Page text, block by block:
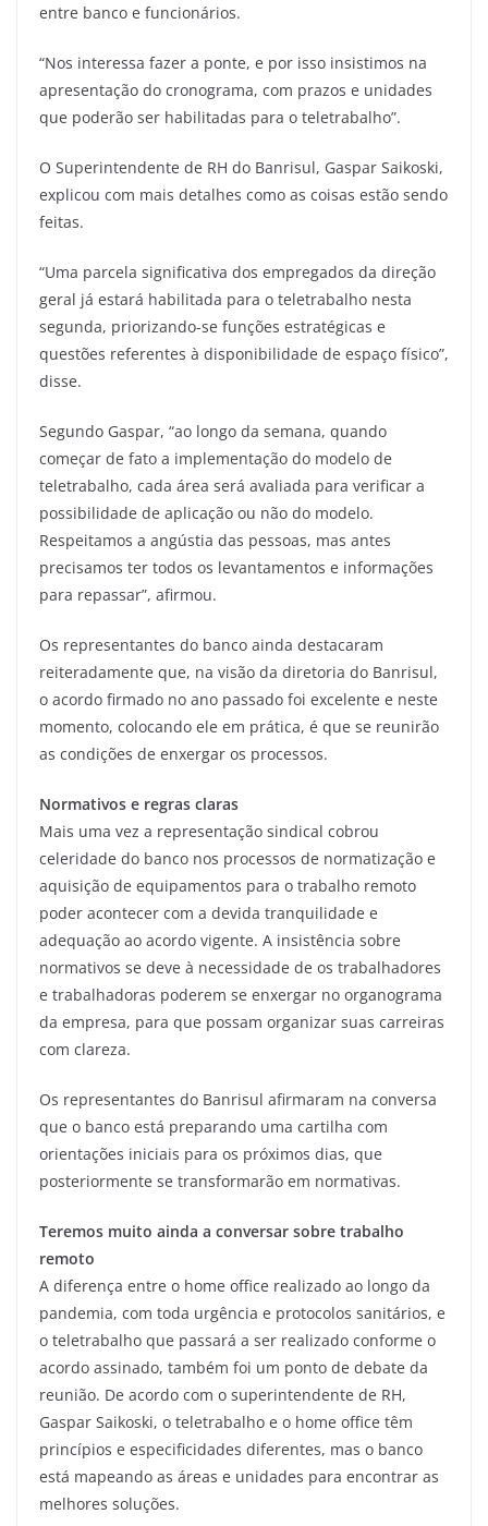
entre banco e funcionários.
“Nos interessa fazer a ponte, e por isso insistimos na
apresentação do cronograma, com prazos e unidades
que poderão ser habilitadas para o teletrabalho”.
O Superintendente de RH do Banrisul, Gaspar Saikoski,
explicou com mais detalhes como as coisas estão sendo
feitas.
“Uma parcela significativa dos empregados da direção
geral já estará habilitada para o teletrabalho nesta
segunda, priorizando-se funções estratégicas e
questões referentes à disponibilidade de espaço físico”,
disse.
Segundo Gaspar, “ao longo da semana, quando
começar de fato a implementação do modelo de
teletrabalho, cada área será avaliada para verificar a
possibilidade de aplicação ou não do modelo.
Respeitamos a angústia das pessoas, mas antes
precisamos ter todos os levantamentos e informações
para repassar”, afirmou.
Os representantes do banco ainda destacaram
reiteradamente que, na visão da diretoria do Banrisul,
o acordo firmado no ano passado foi excelente e neste
momento, colocando ele em prática, é que se reunirão
as condições de enxergar os processos.
Normativos e regras claras
Mais uma vez a representação sindical cobrou
celeridade do banco nos processos de normatização e
aquisição de equipamentos para o trabalho remoto
poder acontecer com a devida tranquilidade e
adequação ao acordo vigente. A insistência sobre
normativos se deve à necessidade de os trabalhadores
e trabalhadoras poderem se enxergar no organograma
da empresa, para que possam organizar suas carreiras
com clareza.
Os representantes do Banrisul afirmaram na conversa
que o banco está preparando uma cartilha com
orientações iniciais para os próximos dias, que
posteriormente se transformarão em normativas.
Teremos muito ainda a conversar sobre trabalho
remoto
A diferença entre o home office realizado ao longo da
pandemia, com toda urgência e protocolos sanitários, e
o teletrabalho que passará a ser realizado conforme o
acordo assinado, também foi um ponto de debate da
reunião. De acordo com o superintendente de RH,
Gaspar Saikoski, o teletrabalho e o home office têm
princípios e especificidades diferentes, mas o banco
está mapeando as áreas e unidades para encontrar as
melhores soluções.